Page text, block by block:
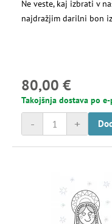
Ne veste, kaj izbrati v
najdražjim darilni bon
80,00 €
Takojšnja dostava po
+
-